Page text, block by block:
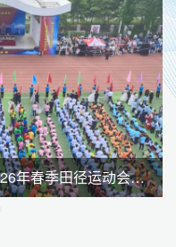
【组图】我校举行龙子湖校区2026年春季田径运动会暨全民健身大会